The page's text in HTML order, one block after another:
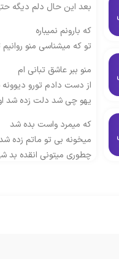
بعد این حال دلم دیگه
که بارونم نمیباره
تو که میشناسی منو روانیم
منو ببر عاشق تبانی ام
از دست دادم تورو
یهو چی شد دلت زده شد
که میمرد واست بده شد
میخونه بی تو ماتم زده
چطوری میتونی انقده بد